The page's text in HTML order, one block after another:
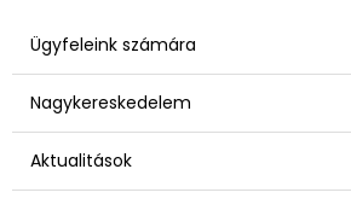
Ügyfeleink számára
Nagykereskedelem
Aktualitások